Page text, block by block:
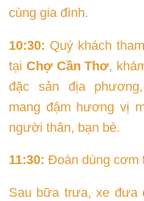
cùng gia đình.
10:30: Quý khách
tại Chợ Cần Thơ,
đặc sản địa
mang đậm hương vị
người thân, bạn bè.
11:30: Đoàn dùng cơm
Sau bữa trưa, xe đưa